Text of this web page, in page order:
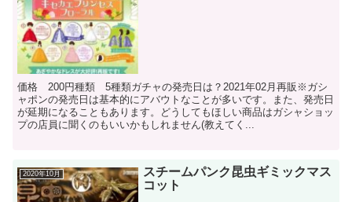
価格 200円種類 5種類ガチャの発売日は？2021年02月再販※ガシ
ャポンの発売日は基本的にアバウトなことが多いです。また、発売日
が延期になることもあります。どうしてもほしい商品はガシャショッ
プの店員に聞くのもいいかもしれません(教えてく...
2020年10月
スチームパンク昆虫ギミックマス
コット